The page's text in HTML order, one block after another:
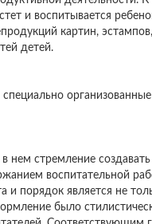
и воспитывается
картин,
детей.
нем стремление
воспитательной
и порядок является не
было